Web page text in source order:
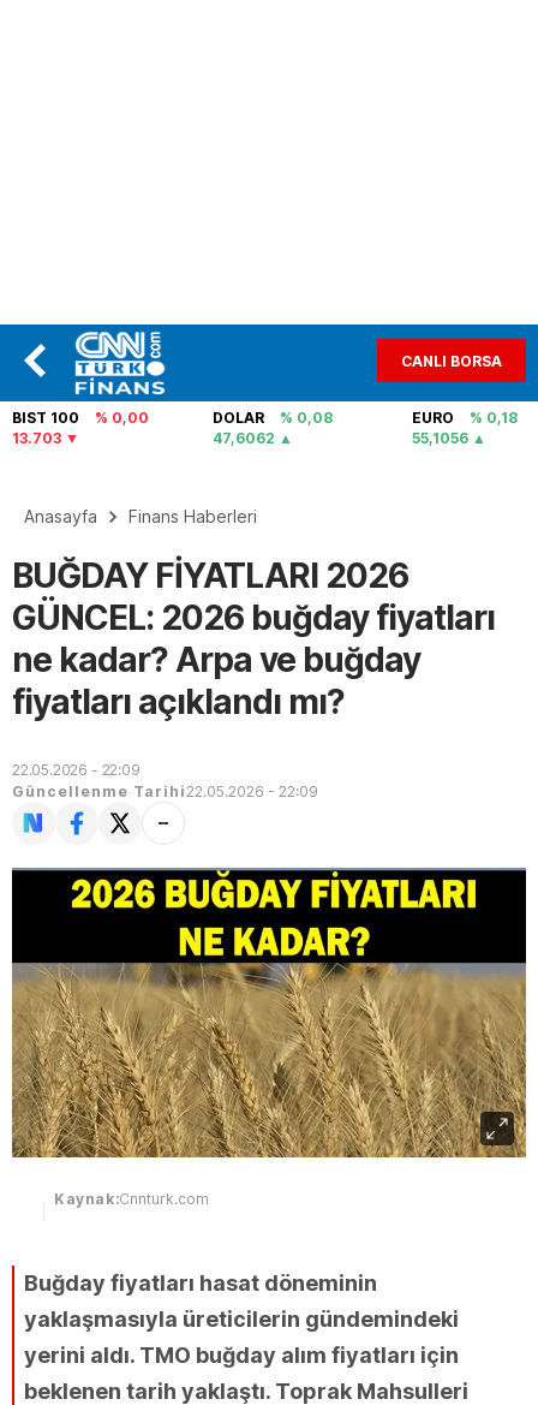
CANLI BORSA
BIST 100
% 0,00
13.703
DOLAR
% 0,08
47,6062
EURO
% 0,18
55,1056
Anasayfa Finans Haberleri
BUĞDAY FİYATLARI 2026
GÜNCEL: 2026 buğday fiyatları
ne kadar? Arpa ve buğday
fiyatları açıklandı mı?
22.05.2026 - 22:09
Güncellenme Tarihi22.05.2026 - 22:09
Kaynak:Cnnturk.com
Buğday fiyatları hasat döneminin
yaklaşmasıyla üreticilerin gündemindeki
yerini aldı. TMO buğday alım fiyatları için
beklenen tarih yaklaştı. Toprak Mahsulleri